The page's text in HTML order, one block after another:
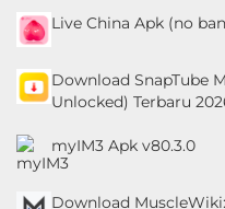
Live China Apk (no
Download SnapTube
Unlocked) Terbaru
myIM3 Apk v80.3.0
Download